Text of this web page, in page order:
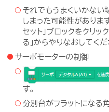
それでもうまくいかない
しまった可能性がありま
セット」ブロックをクリッ
る」からやりなおしてくだ
サーボモーターの制御
す。
分別台がフラットになる